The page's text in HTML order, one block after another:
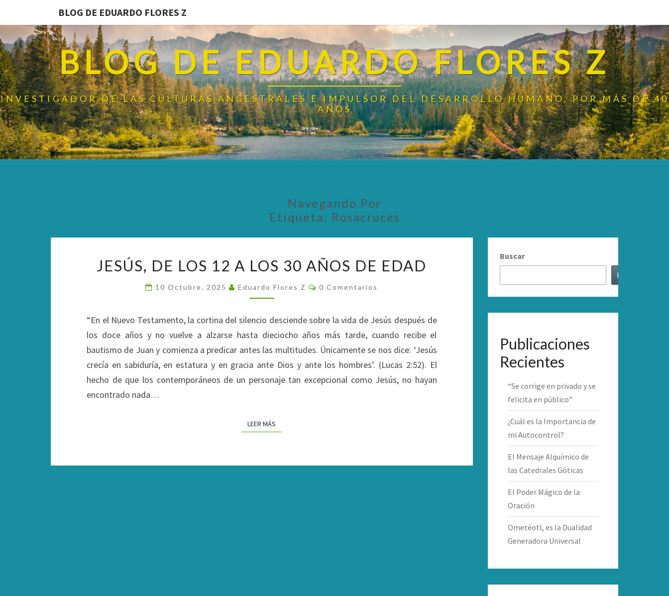
BLOG DE EDUARDO FLORES Z
BLOG DE EDUARDO FLORES Z
INVESTIGADOR DE LAS CULTURAS ANCESTRALES E IMPULSOR DEL DESARROLLO HUMANO, POR MÁS DE 40
AÑOS
Navegando Por
Etiqueta: Rosacruces
DE
LOS
12
EDAD
JESÚS, DE LOS 12 A LOS 30 AÑOS DE EDAD
10 Octubre, 2025 Eduardo Flores Z Comentarios
0 Comentarios
“En el Nuevo Testamento, la cortina del silencio desciende sobre la vida de Jesús después de
los doce años y no vuelve a alzarse hasta dieciocho años más tarde, cuando recibe el
bautismo de Juan y comienza a predicar antes las multitudes. Únicamente se nos dice: ‘Jesús
crecía en sabiduría, en estatura y en gracia ante Dios y ante los hombres’. (Lucas 2:52). El
hecho de que los contemporáneos de un personaje tan excepcional como Jesús, no hayan
encontrado nada…
LEER MÁS
Buscar
Buscar
Publicaciones
Recientes
“Se corrige en privado y se
felicita en público”
¿Cuál es la Importancia de
mi Autocontrol?
El Mensaje Alquímico de
las Catedrales Góticas
El Poder Mágico de la
Oración
Ometéotl, es la Dualidad
Generadora Universal